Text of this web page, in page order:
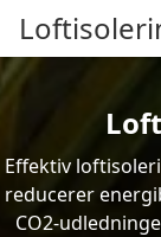
Effektiv
reducerer
CO2-